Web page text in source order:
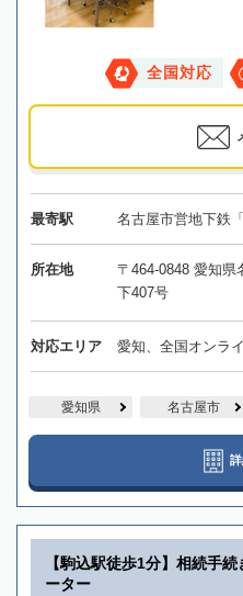
全国対応
最寄駅 名古屋市営地下鉄
所在地
〒464-0848 愛知県
下407号
対応エリア 愛知、全国オンラ
愛知県 名古屋市
【駒込駅徒歩1分】相続手
ーター